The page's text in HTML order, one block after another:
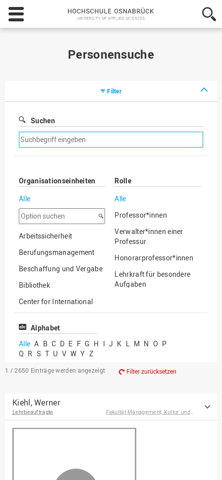
Hochschule
Osnabrück
-
Personensuche
Filter
Suchen
Suchfilter
entfernen
Organisationseinheiten
Alle
Option
suchen
Arbeitssicherheit
Berufungsmanagement
Beschaffung und Vergabe
Bibliothek
Center for International
Mobility
Center for International
Chancengerechtigkeit
eLearning Competence
EU-Büro
Fakultät
Agrarwissenschaften und
und Informatik
Rolle
Alle
Professor*innen
Verwalter*innen einer
Professur
Honorarprofessor*innen
Lehrkraft für besondere
Aufgaben
Professor*innen im
Alphabet
Alle A B C D E F G H I J K L M N O P
Q R S T U V W Y Z
1 / 2650 Einträge werden angezeigt Filter zurücksetzen
Kiehl, Werner
Lehrbeauftragte Fakultät Management, Kultur und Technik